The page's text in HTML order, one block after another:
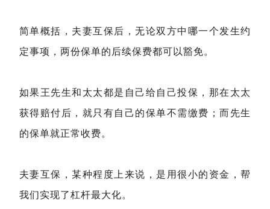
简单概括，夫妻互保后，无论双方中哪一个发生约
定事项，两份保单的后续保费都可以豁免。
如果王先生和太太都是自己给自己投保，那在太太
获得赔付后，就只有自己的保单不需缴费；而先生
的保单就正常收费。
夫妻互保，某种程度上来说，是用很小的资金，帮
我们实现了杠杆最大化。